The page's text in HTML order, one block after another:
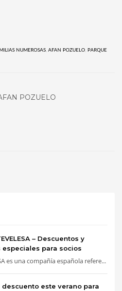
NUMEROSAS, AFAN POZUELO, PARQUE
POZUELO
– Descuentos y
para socios
es una compañía española refere...
descuento este verano para